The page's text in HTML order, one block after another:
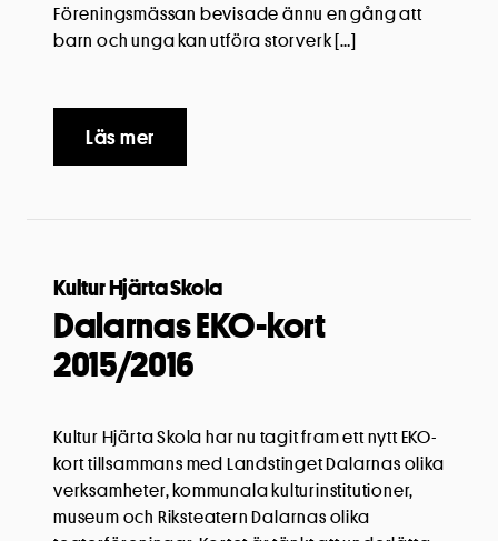
Föreningsmässan bevisade ännu en gång att
barn och unga kan utföra storverk […]
Läs mer
Kultur Hjärta Skola
Dalarnas EKO-kort
2015/2016
Kultur Hjärta Skola har nu tagit fram ett nytt EKO-
kort tillsammans med Landstinget Dalarnas olika
verksamheter, kommunala kulturinstitutioner,
museum och Riksteatern Dalarnas olika